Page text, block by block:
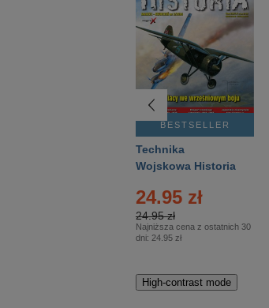
BESTSELLER
Technika
Wojskowa Historia
24.95 zł
24.95 zł
Najniższa cena z ostatnich 30
dni: 24.95 zł
High-contrast mode